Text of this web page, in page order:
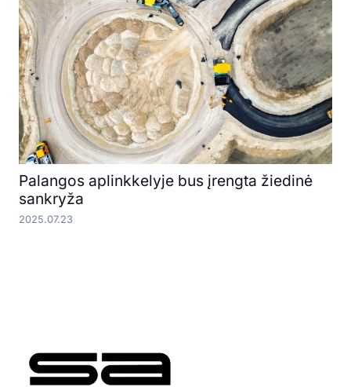
Palangos aplinkkelyje bus įrengta žiedinė
sankryža
2025.07.23